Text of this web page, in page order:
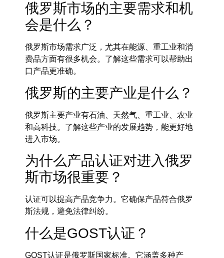
俄罗斯市场的主要需求和机
会是什么？
俄罗斯市场需求广泛，尤其在能源、重工业和消
费品方面有很多机会。了解这些需求可以帮助出
口产品更准确。
俄罗斯的主要产业是什么？
俄罗斯主要产业有石油、天然气、重工业、农业
和高科技。了解这些产业的发展趋势，能更好地
进入市场。
为什么产品认证对进入俄罗
斯市场很重要？
认证可以提高产品竞争力。它确保产品符合俄罗
斯法规，避免法律纠纷。
什么是GOST认证？
GOST认证是俄罗斯国家标准。它涵盖多种产